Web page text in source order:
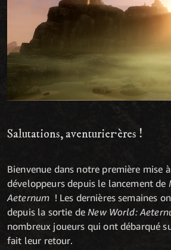
Salutations, aventurier·ères !
Bienvenue dans notre première mise
développeurs depuis le lancement de
Aeternum ! Les dernières semaines
depuis la sortie deNew World:
nombreux joueurs qui ont débarqué
fait leur retour.